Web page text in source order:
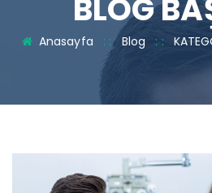
BLOG
Anasayfa : : Blog : :